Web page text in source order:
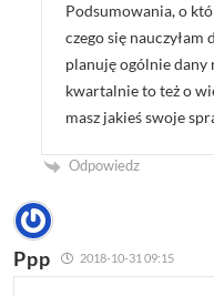
Podsumowania, o
czego się
planuję ogólnie dany
kwartalnie to też o
masz jakieś swoje
Odpowiedz
Ppp 2018-10-31 09:15